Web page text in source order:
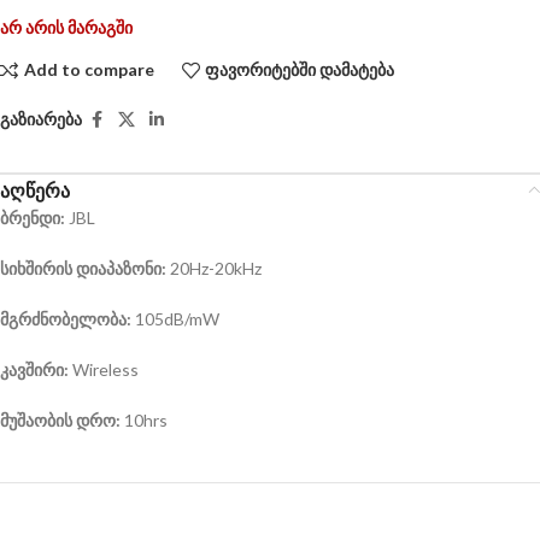
არ არის მარაგში
Add to compare ფავორიტებში დამატება
გაზიარება
აღწერა
ბრენდი: JBL
სიხშირისდიაპაზონი: 20Hz-20kHz
მგრძნობელობა: 105dB/mW
კავშირი: Wireless
მუშაობის დრო: 10hrs